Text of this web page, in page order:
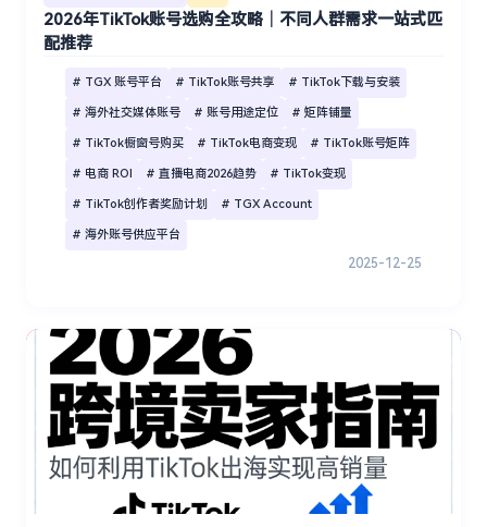
2026年TikTok账号选购全攻略｜不同人群需求一站式匹
配推荐
# TGX 账号平台 # TikTok账号共享 # TikTok下载与安装
# 海外社交媒体账号 # 账号用途定位 # 矩阵铺量
# TikTok橱窗号购买 # TikTok电商变现 # TikTok账号矩阵
# 电商 ROI # 直播电商2026趋势 # TikTok变现
# TikTok创作者奖励计划 # TGX Account
# 海外账号供应平台
2025-12-25